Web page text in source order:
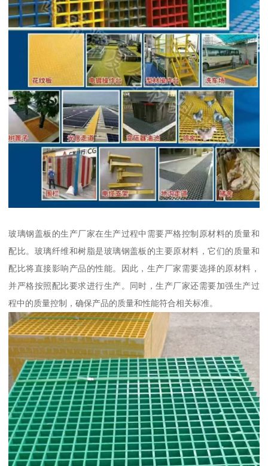
玻璃钢盖板的生产厂家在生产过程中需要严格控制原材料的质量和
配比。玻璃纤维和树脂是玻璃钢盖板的主要原材料，它们的质量和
配比将直接影响产品的性能。因此，生产厂家需要选择的原材料，
并严格按照配比要求进行生产。同时，生产厂家还需要加强生产过
程中的质量控制，确保产品的质量和性能符合相关标准。